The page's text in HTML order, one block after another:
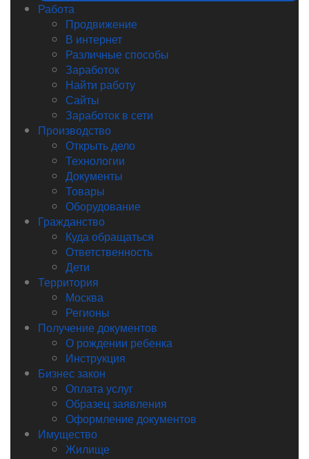
Работа
Продвижение
В интернет
Различные способы
Заработок
Найти работу
Сайты
Заработок в сети
Производство
Открыть дело
Технологии
Документы
Товары
Оборудование
Гражданство
Куда обращаться
Ответственность
Дети
Территория
Москва
Регионы
Получение документов
О рождении ребенка
Инструкция
Бизнес закон
Оплата услуг
Образец заявления
Оформление документов
Имущество
Жилище